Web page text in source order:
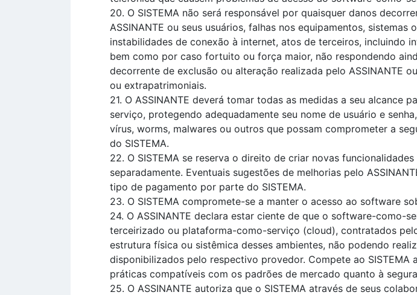
20. O SISTEMA não será responsável por quaisquer danos
ASSINANTE ou seus usuários, falhas nos equipamentos,
instabilidades de conexão à internet, atos de terceiros, incluindo
bem como por caso fortuito ou força maior, não respondendo
decorrente de exclusão ou alteração realizada pelo ASSINANTE
ou extrapatrimoniais.
21. O ASSINANTE deverá tomar todas as medidas a seu
serviço, protegendo adequadamente seu nome de usuário e
vírus, worms, malwares ou outros que possam comprometer a
do SISTEMA.
22. O SISTEMA se reserva o direito de criar novas
separadamente. Eventuais sugestões de melhorias pelo
tipo de pagamento por parte do SISTEMA.
23. O SISTEMA compromete-se a manter o acesso ao software
24. O ASSINANTE declara estar ciente de que o software-como-
terceirizado ou plataforma-como-serviço (cloud), contratados
estrutura física ou sistêmica desses ambientes, não podendo
disponibilizados pelo respectivo provedor. Compete ao
práticas compatíveis com os padrões de mercado quanto à
25. O ASSINANTE autoriza que o SISTEMA através de seus